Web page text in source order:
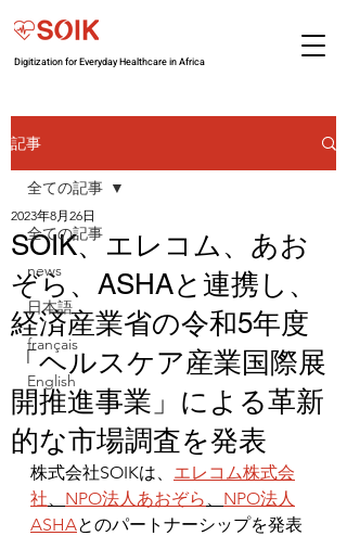
Digitization for Everyday Healthcare in Africa
記事
全ての記事
news
日本語
français
English
全ての記事
SOIK、エレコム、あお
ぞら、ASHAと連携し、
経済産業省の令和5年度
「ヘルスケア産業国際展
開推進事業」による革新
的な市場調査を発表
2023年8月26日
株式会社SOIKは、 エレコム株式会
社、 NPO法人あおぞら 、 NPO法人
ASHAとのパートナーシップを発表